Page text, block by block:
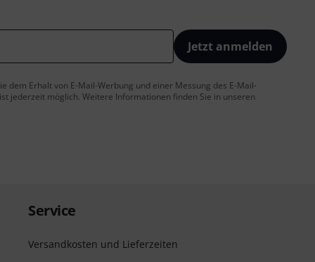
Jetzt anmelden
dem Erhalt von E-Mail-Werbung und einer Messung des E-Mail-
jederzeit möglich. Weitere Informationen finden Sie in unseren
Service
Versandkosten und Lieferzeiten